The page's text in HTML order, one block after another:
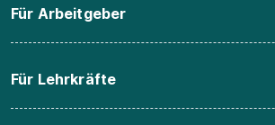
Für Arbeitgeber
Für Lehrkräfte